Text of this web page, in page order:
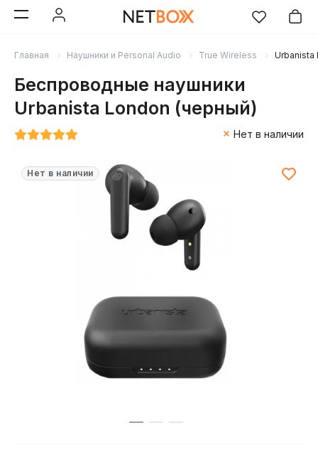
Главная Наушники и Personal Audio True Wireless Urbanista
Беспроводные наушники
Urbanista London (черный)
Нет в наличии
Нет в наличии